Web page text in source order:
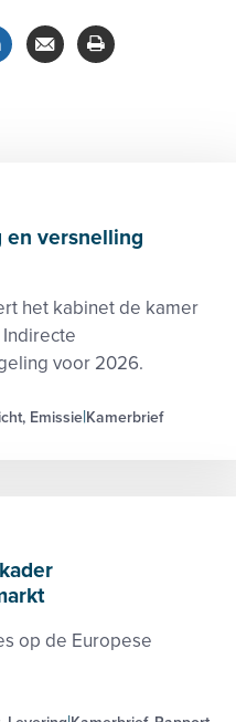
en versnelling
het kabinet de kamer
voor 2026.
Emissie Kamerbrief
op de Europese